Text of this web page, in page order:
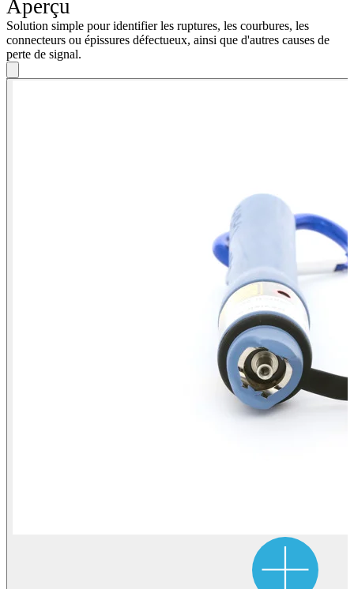
Aperçu
Solution simple pour identifier les ruptures, les courbures, les
connecteurs ou épissures défectueux, ainsi que d'autres causes de
perte de signal.